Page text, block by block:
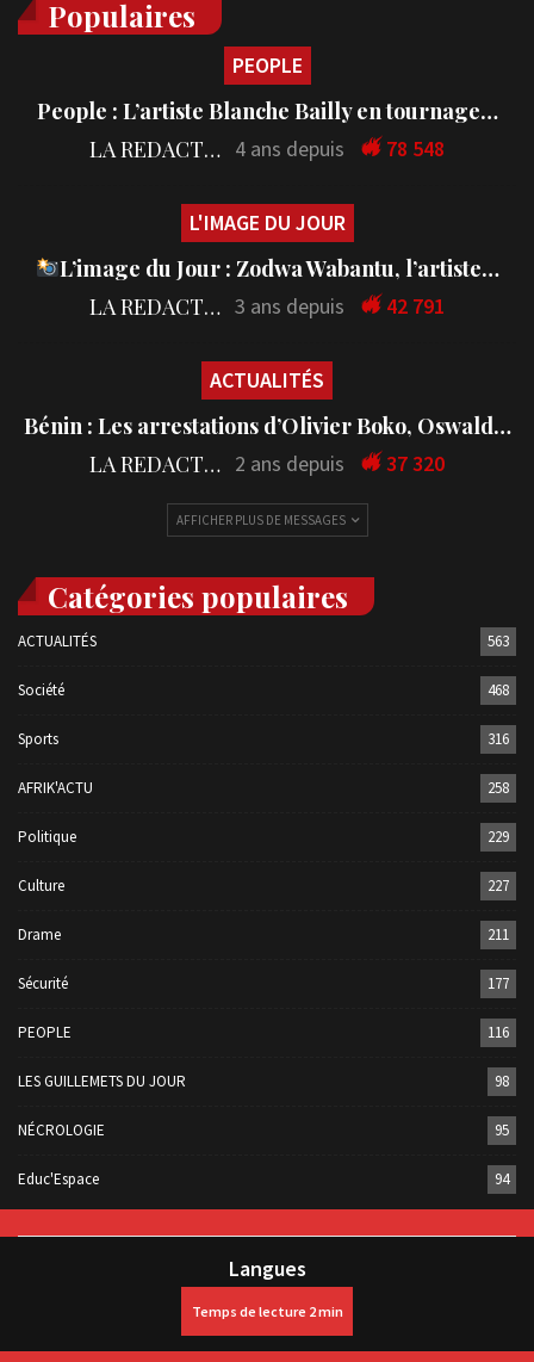
Populaires
PEOPLE
People : L’artiste Blanche Bailly en tournage…
LA REDACTION 4 ans depuis 78 548
L'IMAGE DU JOUR
L’image du Jour : Zodwa Wabantu, l’artiste…
LA REDACTION 3 ans depuis 42 791
ACTUALITÉS
Bénin : Les arrestations d’Olivier Boko, Oswald…
LA REDACTION 2 ans depuis 37 320
AFFICHER PLUS DE MESSAGES
Catégories populaires
ACTUALITÉS 563
Société 468
Sports 316
AFRIK'ACTU 258
Politique 229
Culture 227
Drame 211
Sécurité 177
PEOPLE 116
LES GUILLEMETS DU JOUR 98
NÉCROLOGIE 95
Educ'Espace 94
Langues